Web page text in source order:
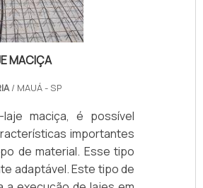
MACIÇA
/ MAUÁ - SP
maciça, é possível
importantes
de material. Esse tipo
adaptável. Este tipo de